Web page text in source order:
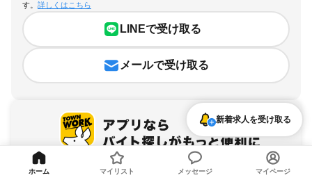
す。 詳しくはこちら
LINEで受け取る
メールで受け取る
アプリを無料ダウンロード
新着求人を受け取る
ホーム マイリスト メッセージ マイページ